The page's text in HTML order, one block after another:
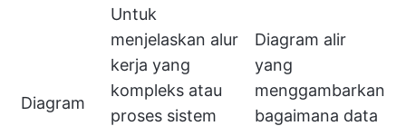
Diagram
Untuk
menjelaskan alur
kerja yang
kompleks atau
proses sistem
Diagram alir
yang
menggambarkan
bagaimana data